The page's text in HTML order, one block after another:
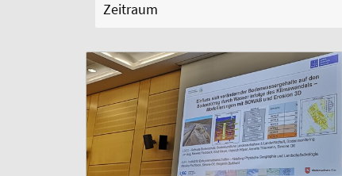
Zeitraum